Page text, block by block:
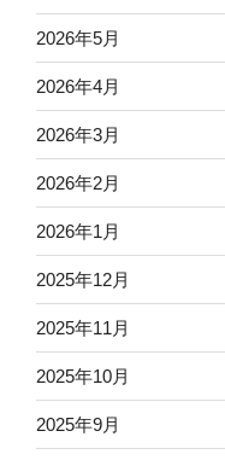
2026年5月
2026年4月
2026年3月
2026年2月
2026年1月
2025年12月
2025年11月
2025年10月
2025年9月